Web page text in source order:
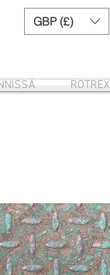
GBP (£)
ROTREX